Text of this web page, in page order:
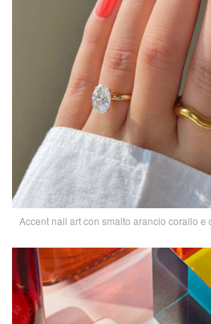
Accent nail art con smalto arancio corallo